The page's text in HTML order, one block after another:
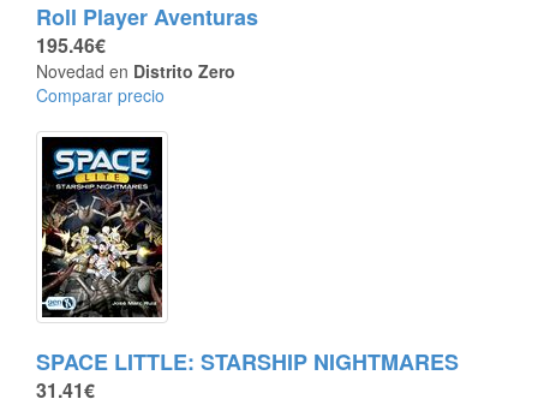
Roll Player Aventuras
195.46€
Novedad en Distrito Zero
Comparar precio
SPACE LITTLE: STARSHIP NIGHTMARES
31.41€